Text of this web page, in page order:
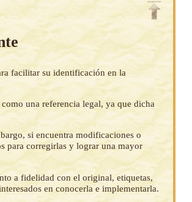
facilitar su identificación en la
una referencia legal, ya que dicha
si encuentra modificaciones o
para corregirlas y lograr una mayor
a fidelidad con el original, etiquetas,
en conocerla e implementarla.